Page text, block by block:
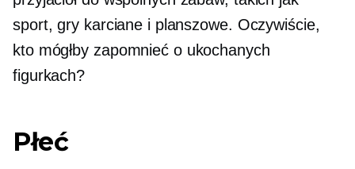
sport, gry karciane i planszowe. Oczywiście,
kto mógłby zapomnieć o ukochanych
figurkach?
Płeć